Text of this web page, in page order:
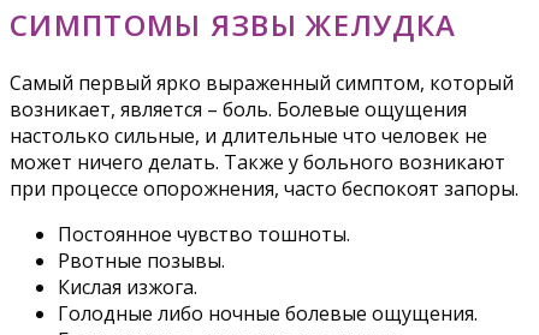
СИМПТОМЫ ЯЗВЫ ЖЕЛУДКА
Самый первый ярко выраженный симптом, который
возникает, является – боль. Болевые ощущения
настолько сильные, и длительные что человек не
может ничего делать. Также у больного возникают
при процессе опорожнения, часто беспокоят запоры.
Постоянное чувство тошноты.
Рвотные позывы.
Кислая изжога.
Голодные либо ночные болевые ощущения.